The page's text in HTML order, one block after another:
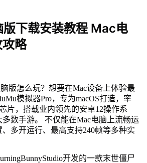
下载安装教程 Mac电
略
版怎么玩？想要在Mac设备上体验最
模拟器Pro，专为macOS打造，率
片，搭载业内领先的安卓12操作系
数手游。 不仅能在Mac电脑上流畅运
多开运行、最高支持240帧等多种实
开发的一款末世僵尸